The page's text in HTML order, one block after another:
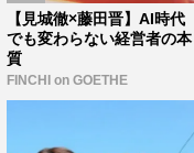
【見城徹×藤田晋】AI時代
でも変わらない経営者の本
質
FINCHI on GOETHE